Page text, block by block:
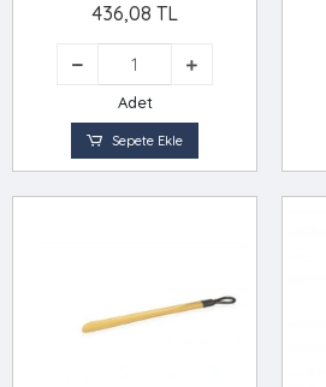
436,08 TL
Adet
Sepete Ekle